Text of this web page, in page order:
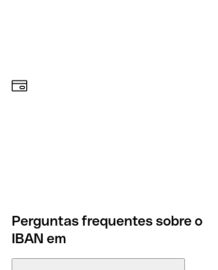
Perguntas frequentes sobre o
IBAN em